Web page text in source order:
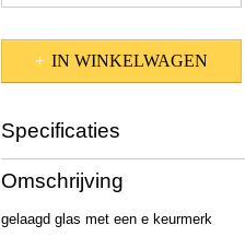
IN WINKELWAGEN
Specificaties
Productcode
Omschrijving
gelaagd glas met een e keurmerk